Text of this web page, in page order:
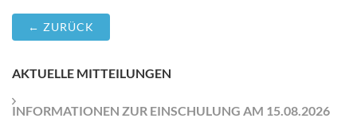
← ZURÜCK
AKTUELLE MITTEILUNGEN
INFORMATIONEN ZUR EINSCHULUNG AM 15.08.2026